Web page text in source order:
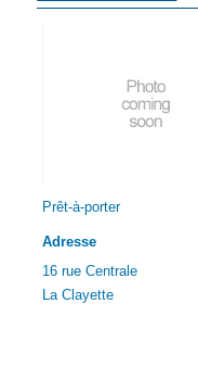
Prêt-à-porter
Adresse
16 rue Centrale
La Clayette